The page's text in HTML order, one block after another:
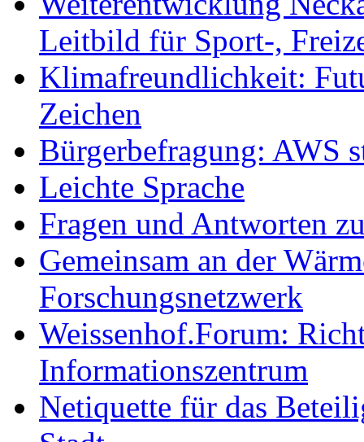
Leitbild für Sport-,
Klimafreundlichkeit:
Zeichen
Bürgerbefragung: AWS
Leichte Sprache
Fragen und Antworten
Gemeinsam an der
Forschungsnetzwerk
Weissenhof.Forum:
Informationszentrum
Netiquette für das